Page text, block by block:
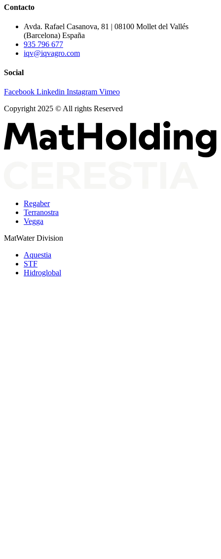
Contacto
Avda. Rafael Casanova, 81 | 08100 Mollet del Vallés
(Barcelona) España
935 796 677
iqv@iqvagro.com
Social
Facebook Linkedin Instagram Vimeo
Copyright 2025 © All rights Reserved
Regaber
Terranostra
Vegga
MatWater Division
Aquestia
STF
Hidroglobal